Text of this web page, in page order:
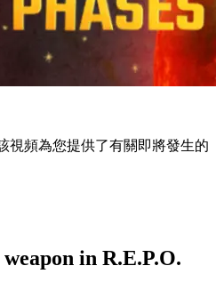
視頻為您提供了有關即將發生的
in R.E.P.O.